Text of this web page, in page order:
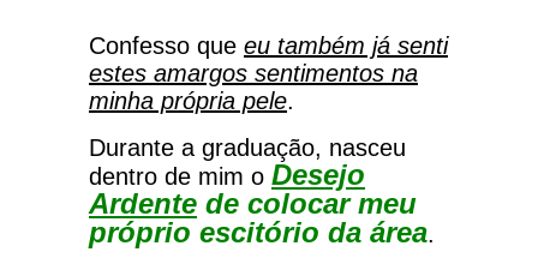
Confesso que eu também já senti
estes amargos sentimentos na
minha própria pele.
Durante a graduação, nasceu
dentro de mim o Desejo
Ardente de colocar meu
próprio escitório da área.